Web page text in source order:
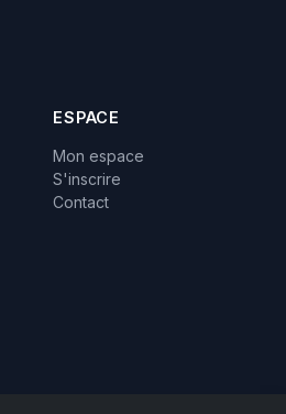
ESPACE
Mon espace
S'inscrire
Contact